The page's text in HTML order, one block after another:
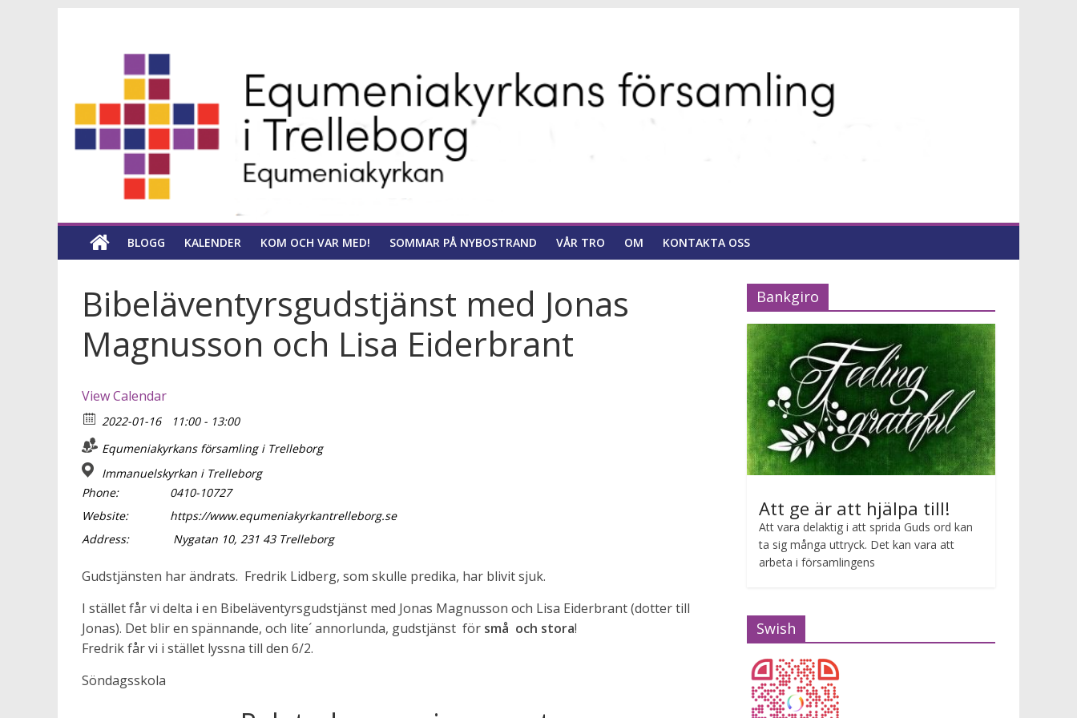
Equmeniakyrkans
församling
i
Trelleborg
kyrka
för
BLOGG KALENDER KOM OCH VAR MED! SOMMAR PÅ NYBOSTRAND VÅR TRO OM KONTAKTA OSS
Bibeläventyrsgudstjänst med Jonas
Magnusson och Lisa Eiderbrant
View Calendar
2022-01-16
11:00 - 13:00
Equmeniakyrkans församling i Trelleborg
Immanuelskyrkan i Trelleborg
Phone:
0410-10727
Website:
https://www.equmeniakyrkantrelleborg.se
Address:
Nygatan 10, 231 43 Trelleborg
Gudstjänsten har ändrats. Fredrik Lidberg, som skulle predika, har blivit sjuk.
I stället får vi delta i en Bibeläventyrsgudstjänst med Jonas Magnusson och Lisa Eiderbrant (dotter till
Jonas). Det blir en spännande, och lite´ annorlunda, gudstjänst för små och stora!
Fredrik får vi i stället lyssna till den 6/2.
Söndagsskola
Bankgiro
Att ge är att hjälpa till!
Att vara delaktig i att sprida Guds ord kan
ta sig många uttryck. Det kan vara att
arbeta i församlingens
Swish